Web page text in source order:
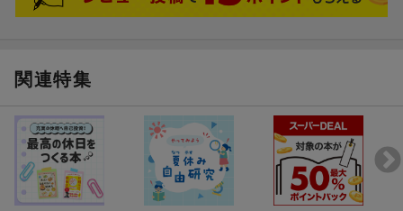
いるかも……？
プロローグ ぼうけんの はじまり
3章 ビッグフット
4章 ユニコーン
5章 カエルおとこ
6章 チュパカブラ
関連特集